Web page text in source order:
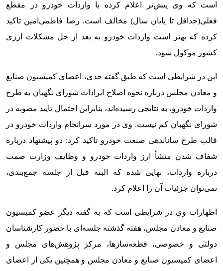
است که وی پیش‌تر اعلام کرده با واردات خودرو در مقطع
فعلی‌(حداقل تا پایان سال) مخالف است. رضا فاطمی‌امین تاکید
کرده که بهتر است واردات خودرو به بعد از حل مشکلات ارزی
کشور موکول شود.
این در شرایطی است که طبق گفته جدی، اعضای کمیسیون صنایع
و معادن مجلس درباره نحوه اصلاح ایرادات شورای نگهبان به طرح
واردات خودرو، به نتایجی رسیده‌اند، بنابراین احتمال تایید مصوبه در
شورای نگهبان کم نیست. وی در مورد سرانجام واردات خودرو در
قالب طرح ساناندهی صنعت خودرو تاکید کرد: دو پیشنهاد درباره
شفاف شدن منشأ ارز واردات خودرو و وظایف وزارت صمت
درباره واردات، نهایی شده که البته قبل از جلسه جمع‌بندی،
نمی‌توان جزئیات آن را اعلام کرد.
اظهارات وی در شرایطی است که به گفته دیگر عضو کمیسیون
صنایع و معادن مجلس، هفته گذشته جلسه‌ای با حضور کارشناسان
دولتی و خصوصی، قطعه‌سازها، مرکز پژوهش‌های مجلس و
اعضای کمیسیون صنایع و معادن مجلس و همچنین یکی از اعضای